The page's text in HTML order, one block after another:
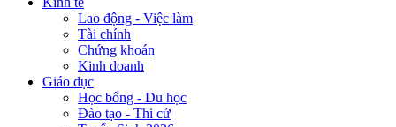
Lao động - Việc làm
Tài chính
Chứng khoán
Kinh doanh
Giáo dục
Học bổng - Du học
Đào tạo - Thi cử